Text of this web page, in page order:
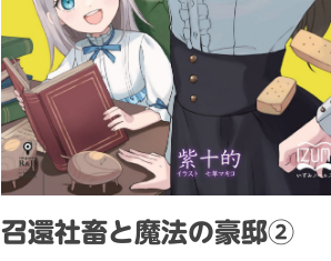
召還社畜と魔法の豪邸②